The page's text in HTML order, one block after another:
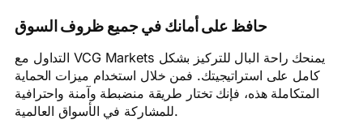
حافظ على أمانك في جميع ظروف السوق
التداول مع VCG Markets يمنحك راحة البال للتركيز بشكل
كامل على استراتيجيتك. فمن خلال استخدام ميزات الحماية
المتكاملة هذه، فإنك تختار طريقة منضبطة وآمنة واحترافية
للمشاركة في الأسواق العالمية.